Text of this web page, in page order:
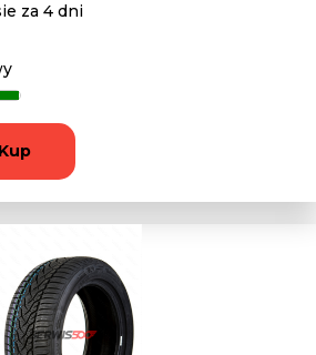
za 4 dni
Kup